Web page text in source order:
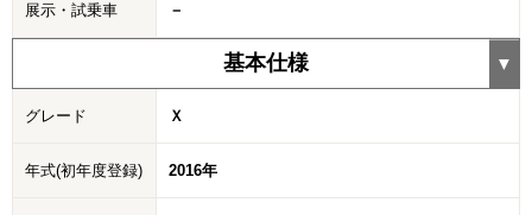
展示・試乗車 －
基本仕様
グレード Ｘ
年式(初年度登録) 2016年